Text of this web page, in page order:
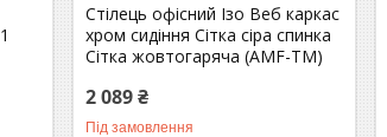
Стілець офісний Ізо Веб каркас
хром сидіння Сітка сіра спинка
Сітка жовтогаряча (AMF-ТМ)
2 089 ₴
Під замовлення